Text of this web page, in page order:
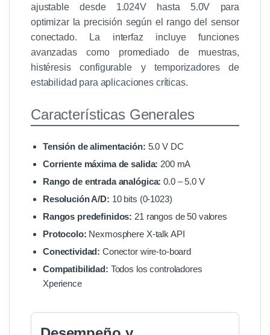
ajustable desde 1.024V hasta 5.0V para
optimizar la precisión según el rango del sensor
conectado. La interfaz incluye funciones
avanzadas como promediado de muestras,
histéresis configurable y temporizadores de
estabilidad para aplicaciones críticas.
Características Generales
Tensión de alimentación: 5.0 V DC
Corriente máxima de salida: 200 mA
Rango de entrada analógica: 0.0 – 5.0 V
Resolución A/D: 10 bits (0-1023)
Rangos predefinidos: 21 rangos de 50 valores
Protocolo: Nexmosphere X-talk API
Conectividad: Conector wire-to-board
Compatibilidad: Todos los controladores
Xperience